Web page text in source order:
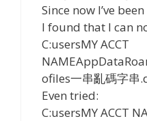
Since now I’ve
I found that I can
C:usersMY ACCT
ofiles一串亂碼字串
Even tried:
C:usersMY ACCT